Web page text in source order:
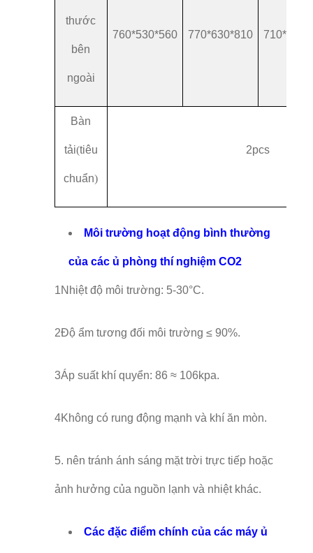
thước
bên
ngoài
760*530*560 770*630*810
Bàn
tải(tiêu
chuẩn)
2pcs
Môi trường hoạt động bình thường
của các ủ phòng thí nghiệm CO2
1Nhiệt độ môi trường: 5-30°C.
2Độ ẩm tương đối môi trường ≤ 90%.
3Áp suất khí quyển: 86 ≈ 106kpa.
4Không có rung động mạnh và khí ăn mòn.
5. nên tránh ánh sáng mặt trời trực tiếp hoặc
ảnh hưởng của nguồn lạnh và nhiệt khác.
Các đặc điểm chính của các máy ủ